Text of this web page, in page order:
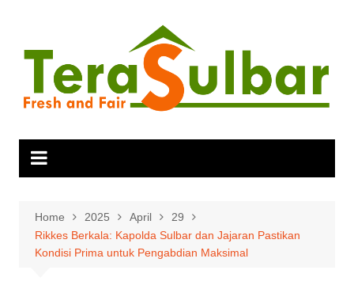
content
Home 2025 April
29
Rikkes Berkala: Kapolda Sulbar dan Jajaran Pastikan
Kondisi Prima untuk Pengabdian Maksimal